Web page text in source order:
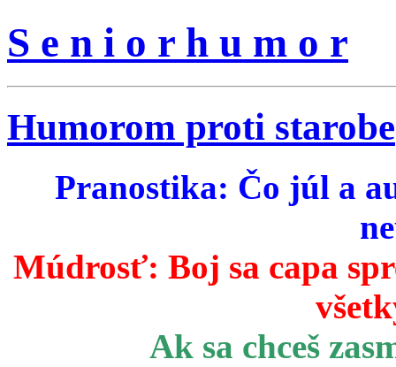
S e n i o r h u m o r
Humorom proti starobe
Pranostika: Čo júl a
Múdrosť: Boj sa capa
Ak sa chceš